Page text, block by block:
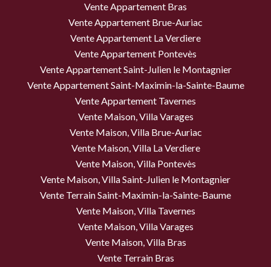
Vente Appartement Bras
Vente Appartement Brue-Auriac
Vente Appartement La Verdiere
Vente Appartement Pontevès
Vente Appartement Saint-Julien le Montagnier
Vente Appartement Saint-Maximin-la-Sainte-Baume
Vente Appartement Tavernes
Vente Maison, Villa Varages
Vente Maison, Villa Brue-Auriac
Vente Maison, Villa La Verdiere
Vente Maison, Villa Pontevès
Vente Maison, Villa Saint-Julien le Montagnier
Vente Terrain Saint-Maximin-la-Sainte-Baume
Vente Maison, Villa Tavernes
Vente Maison, Villa Varages
Vente Maison, Villa Bras
Vente Terrain Bras